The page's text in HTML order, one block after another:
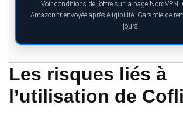
Voir conditions de l’offre sur la page NordVPN.
Amazon.fr envoyée après éligibilité. Garantie de
jours.
Les risques liés à
l’utilisation de